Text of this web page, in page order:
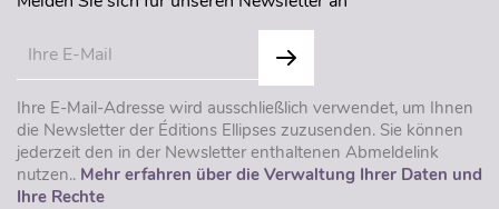
Ihre E-Mail-Adresse wird ausschließlich verwendet, um Ihnen
die Newsletter der Éditions Ellipses zuzusenden. Sie können
jederzeit den in der Newsletter enthaltenen Abmeldelink
nutzen.. Mehr erfahren über die Verwaltung Ihrer Daten und
Ihre Rechte